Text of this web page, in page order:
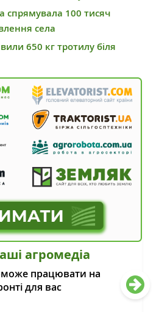
спрямувала 100 тисяч
села
650 кг тротилу біля
агромедіа
працювати на
для вас